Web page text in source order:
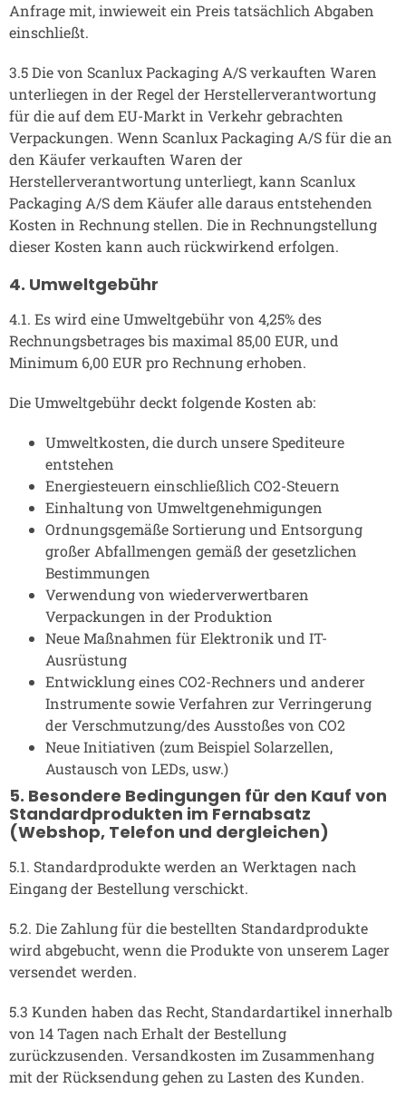
Anfrage mit, inwieweit ein Preis tatsächlich Abgaben
einschließt.
3.5 Die von Scanlux Packaging A/S verkauften Waren
unterliegen in der Regel der Herstellerverantwortung
für die auf dem EU-Markt in Verkehr gebrachten
Verpackungen. Wenn Scanlux Packaging A/S für die an
den Käufer verkauften Waren der
Herstellerverantwortung unterliegt, kann Scanlux
Packaging A/S dem Käufer alle daraus entstehenden
Kosten in Rechnung stellen. Die in Rechnungstellung
dieser Kosten kann auch rückwirkend erfolgen.
4. Umweltgebühr
4.1. Es wird eine Umweltgebühr von 4,25% des
Rechnungsbetrages bis maximal 85,00 EUR, und
Minimum 6,00 EUR pro Rechnung erhoben.
Die Umweltgebühr deckt folgende Kosten ab:
Umweltkosten, die durch unsere Spediteure
entstehen
Energiesteuern einschließlich CO2-Steuern
Einhaltung von Umweltgenehmigungen
Ordnungsgemäße Sortierung und Entsorgung
großer Abfallmengen gemäß der gesetzlichen
Bestimmungen
Verwendung von wiederverwertbaren
Verpackungen in der Produktion
Neue Maßnahmen für Elektronik und IT-
Ausrüstung
Entwicklung eines CO2-Rechners und anderer
Instrumente sowie Verfahren zur Verringerung
der Verschmutzung/des Ausstoßes von CO2
Neue Initiativen (zum Beispiel Solarzellen,
Austausch von LEDs, usw.)
5. Besondere Bedingungen für den Kauf von
Standardprodukten im Fernabsatz
(Webshop, Telefon und dergleichen)
5.1. Standardprodukte werden an Werktagen nach
Eingang der Bestellung verschickt.
5.2. Die Zahlung für die bestellten Standardprodukte
wird abgebucht, wenn die Produkte von unserem Lager
versendet werden.
5.3 Kunden haben das Recht, Standardartikel innerhalb
von 14 Tagen nach Erhalt der Bestellung
zurückzusenden. Versandkosten im Zusammenhang
mit der Rücksendung gehen zu Lasten des Kunden.